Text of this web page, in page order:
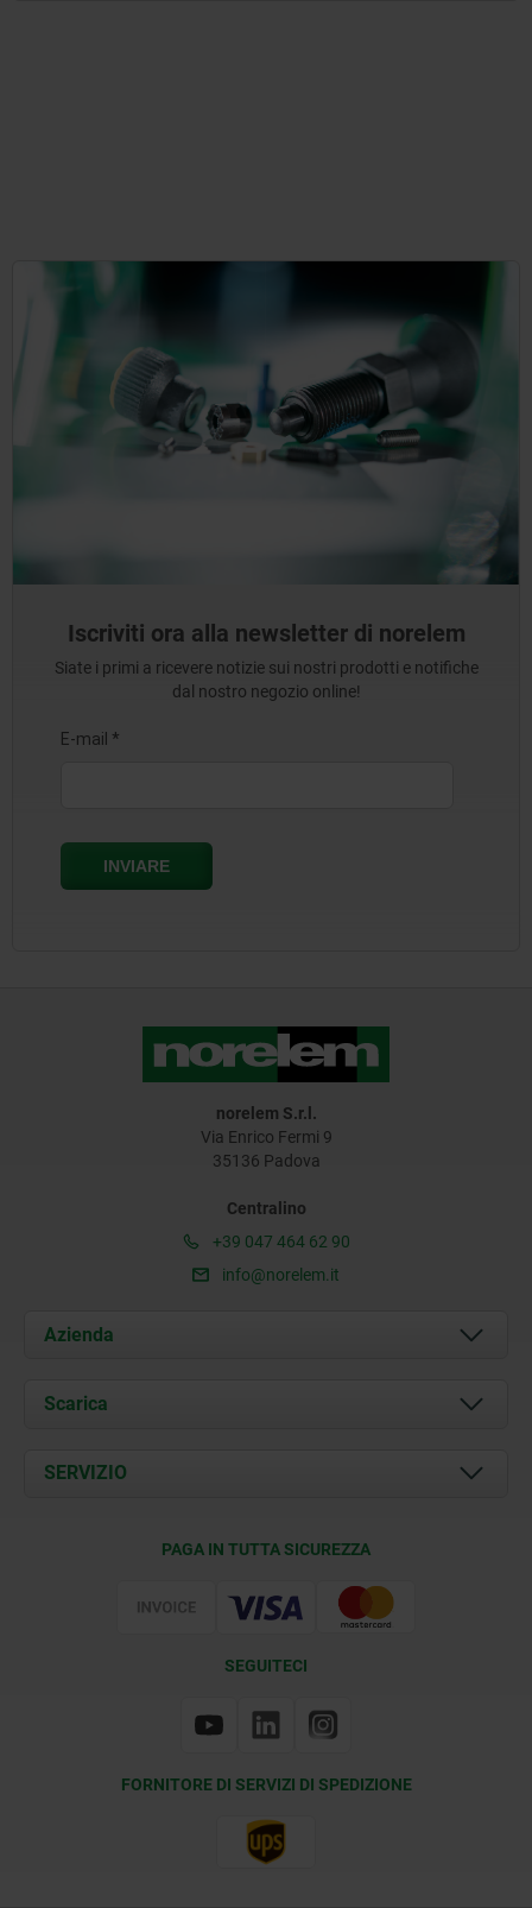
Iscriviti ora alla newsletter di norelem
Siate i primi a ricevere notizie sui nostri prodotti e notifiche
dal nostro negozio online!
norelem S.r.l.
Via Enrico Fermi 9
35136 Padova
Centralino
+39 047 464 62 90
info@norelem.it
Azienda
Chi siamo
Contatti
Scarica
Documents
SERVIZIO
PAGA IN TUTTA SICUREZZA
SEGUITECI
FORNITORE DI SERVIZI DI SPEDIZIONE